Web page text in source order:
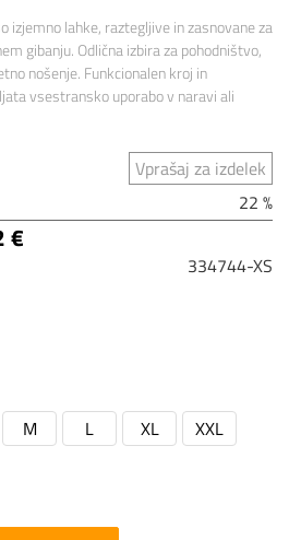
izjemno lahke, raztegljive in zasnovane za
gibanju. Odlična izbira za pohodništvo,
nošenje. Funkcionalen kroj in
vsestransko uporabo v naravi ali
Vprašaj za izdelek
22 %
€
334744-XS
M L XL
XXL